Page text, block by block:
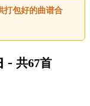
打包好的曲谱合
- 共67首